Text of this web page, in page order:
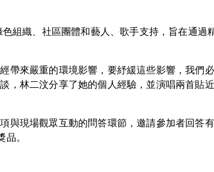
組織、社區團體和藝人、歌手支持，旨在通過
帶來嚴重的環境影響，要紓緩這些影響，我們
，林二汶分享了她的個人經驗，並演唱兩首貼
與現場觀眾互動的問答環節，邀請參加者回答
。